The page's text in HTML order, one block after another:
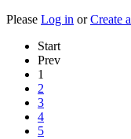
Please Log in orCreate
Start
Prev
1
2
3
4
5